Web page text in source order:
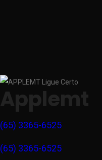
Applemt
(65) 3365-6525
(65) 3365-6525